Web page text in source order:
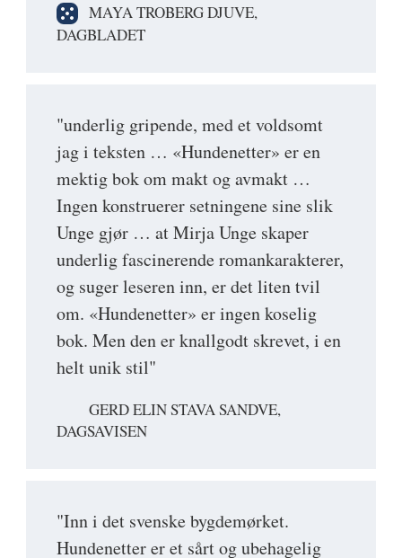
MAYA TROBERG DJUVE,
DAGBLADET
"underlig gripende, med et voldsomt
jag i teksten … «Hundenetter» er en
mektig bok om makt og avmakt …
Ingen konstruerer setningene sine slik
Unge gjør … at Mirja Unge skaper
underlig fascinerende romankarakterer,
og suger leseren inn, er det liten tvil
om. «Hundenetter» er ingen koselig
bok. Men den er knallgodt skrevet, i en
helt unik stil"
GERD ELIN STAVA SANDVE,
DAGSAVISEN
"Inn i det svenske bygdemørket.
Hundenetter er et sårt og ubehagelig